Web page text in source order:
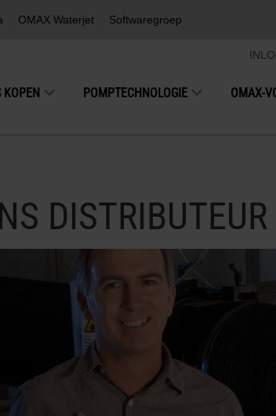
OMAX Waterjet Softwaregroep
KOPEN POMPTECHNOLOGIE OMAX-
DISTRIBUTEUR